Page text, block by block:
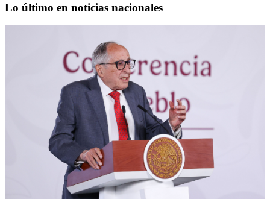
Lo último en noticias nacionales